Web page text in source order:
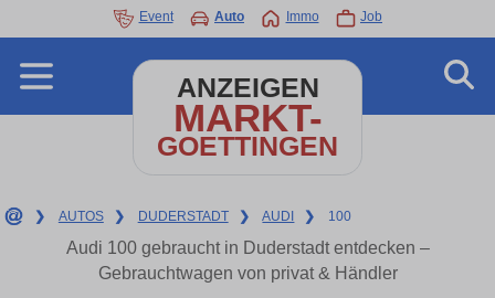
Event Auto Immo Job
ANZEIGEN
MARKT-
GOETTINGEN
❯ AUTOS ❯ DUDERSTADT ❯ AUDI ❯ 100
Audi 100 gebraucht in Duderstadt entdecken –
Gebrauchtwagen von privat & Händler